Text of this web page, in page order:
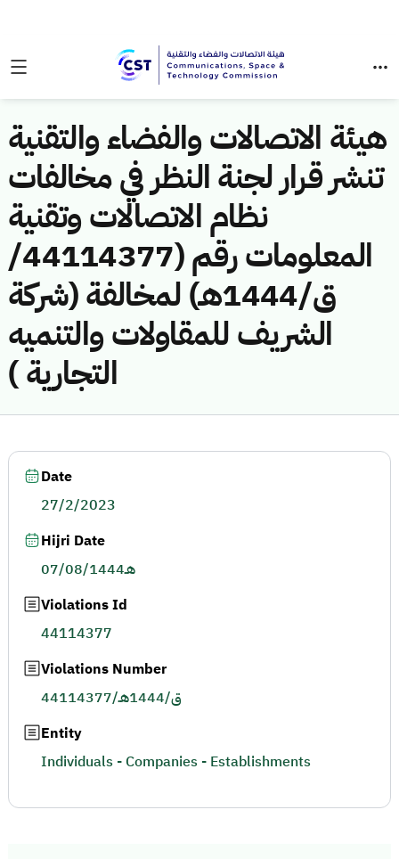
هيئة الاتصالات والفضاء والتقنية
تنشر قرار لجنة النظر في مخالفات
نظام الاتصالات وتقنية
المعلومات رقم (44114377/
ق/1444هـ) لمخالفة (شركة
الشريف للمقاولات والتنميه
التجارية )
Date
27/2/2023
Hijri Date
07/08/1444هـ
Violations Id
44114377
Violations Number
44114377/ق/1444هـ
Entity
Individuals - Companies - Establishments